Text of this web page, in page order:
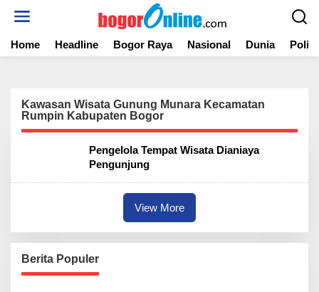
t
Home Headline Bogor Raya Nasional Dunia
Kawasan Wisata Gunung Munara Kecamatan
Rumpin Kabupaten Bogor
Pengelola Tempat Wisata Dianiaya
Pengunjung
View More
Berita Populer